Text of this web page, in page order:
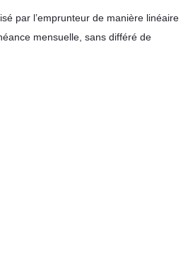
par l’emprunteur de manière linéaire
mensuelle, sans différé de